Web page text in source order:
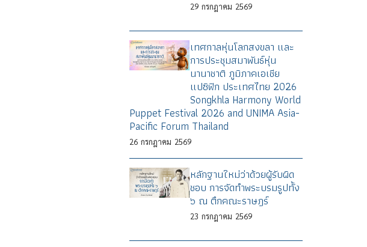
29 กรกฎาคม 2569
เทศกาลหุ่นโลกสงขลา และ
การประชุมสมาพันธ์หุ่น
นานาชาติ ภูมิภาคเอเชีย
แปซิฟิก ประเทศไทย 2026
Songkhla Harmony World
Puppet Festival 2026 and UNIMA Asia-
Pacific Forum Thailand
26 กรกฎาคม 2569
หลักฐานใหม่ว่าด้วยผู้รับผิด
ชอบ การจัดทำพระบรมรูปทั้ง
๖ ณ ตึกคณะราษฎร์
23 กรกฎาคม 2569